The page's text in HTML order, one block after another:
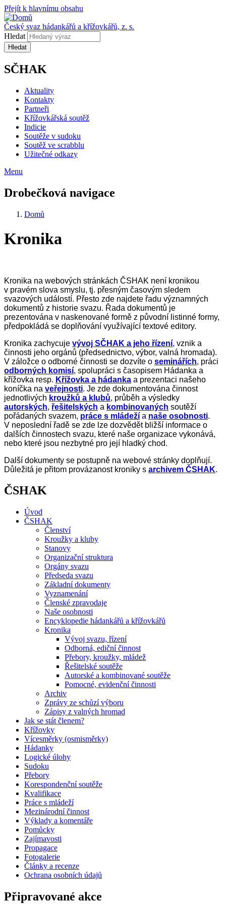
Přejít k hlavnímu obsahu
Český svaz hádankářů a křížovkářů, z. s.
Hledat
SČHAK
Aktuality
Kontakty
Partneři
Křížovkářská soutěž
Indicie
Soutěže v sudoku
Soutěž ve scrabblu
Užitečné odkazy
Menu
Drobečková navigace
Domů
Kronika
Kronika na webových stránkách ČSHAK není kronikou
v pravém slova smyslu, tj. přesným časovým sledem
svazových událostí. Přesto zde najdete řadu významných
dokumentů z historie svazu. Řada dokumentů je
prezentována v naskenované formě z původní listinné formy,
předpokládá se doplňování využívající textové editory.
Kronika zachycuje vývoj SČHAK a jeho řízení, vznik a
činnosti jeho orgánů (předsednictvo, výbor, valná hromada).
V záložce o odborné činnosti se dozvíte o seminářích, práci
odborných komisí, spolupráci s časopisem Hádanka a
křížovka resp. Křížovka a hádanka a prezentaci našeho
koníčka na veřejnosti. Je zde dokumentována činnost
jednotlivých kroužků a klubů, průběh a výsledky
autorských, řešitelských a kombinovaných soutěží
pořádaných svazem, práce s mládeží a naše osobnosti.
V neposlední řadě se zde lze dozvědět bližší informace o
dalších činnostech svazu, které naše organizace vykonává,
nebo které jsou nezbytné pro její hladký chod.
Další dokumenty se postupně na webové stránky doplňují.
Důležitá je přitom provázanost kroniky s archivem ČSHAK.
ČSHAK
Úvod
ČSHAK
Členství
Kroužky a kluby
Stanovy
Organizační struktura
Orgány svazu
Předseda svazu
Základní dokumenty
Vyznamenání
Členské zpravodaje
Naše osobnosti
Encyklopedie hádankářů a křížovkářů
Kronika
Vývoj svazu, řízení
Odborná, ediční činnost
Přebory, kroužky, mládež
Řešitelské soutěže
Autorské a kombinované soutěže
Pomocné, evidenční činnosti
Archiv
Zprávy ze schůzí výboru
Zápisy z valných hromad
Jak se stát členem?
Křížovky
Vícesměrky (osmisměrky)
Hádanky
Logické úlohy
Sudoku
Přebory
Korespondenční soutěže
Kvalifikace
Práce s mládeží
Mezinárodní činnost
Výklady a komentáře
Pomůcky
Zajímavosti
Propagace
Fotogalerie
Články a recenze
Ochrana osobních údajů
Připravované akce